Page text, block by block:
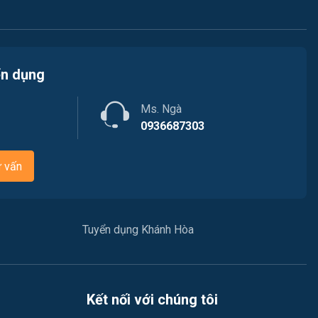
Nhà hàng / Khách sạn
Nông - Lâm - Thủy Sản
Việc làm Phường Cam Linh
Việc làm Xã Nam Cam Ranh
Việc làm Xã Bắc Ninh Hòa
dụng
Ms. Ngà
0936687303
vấn
Tuyển dụng Khánh Hòa
Kết nối với chúng tôi